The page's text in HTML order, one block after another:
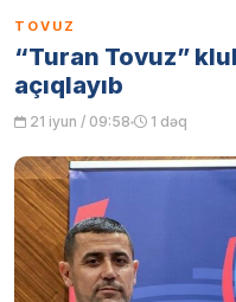
TOVUZ
“Turan Tovuz”
açıqlayıb
21 iyun / 09:58 1 dəq